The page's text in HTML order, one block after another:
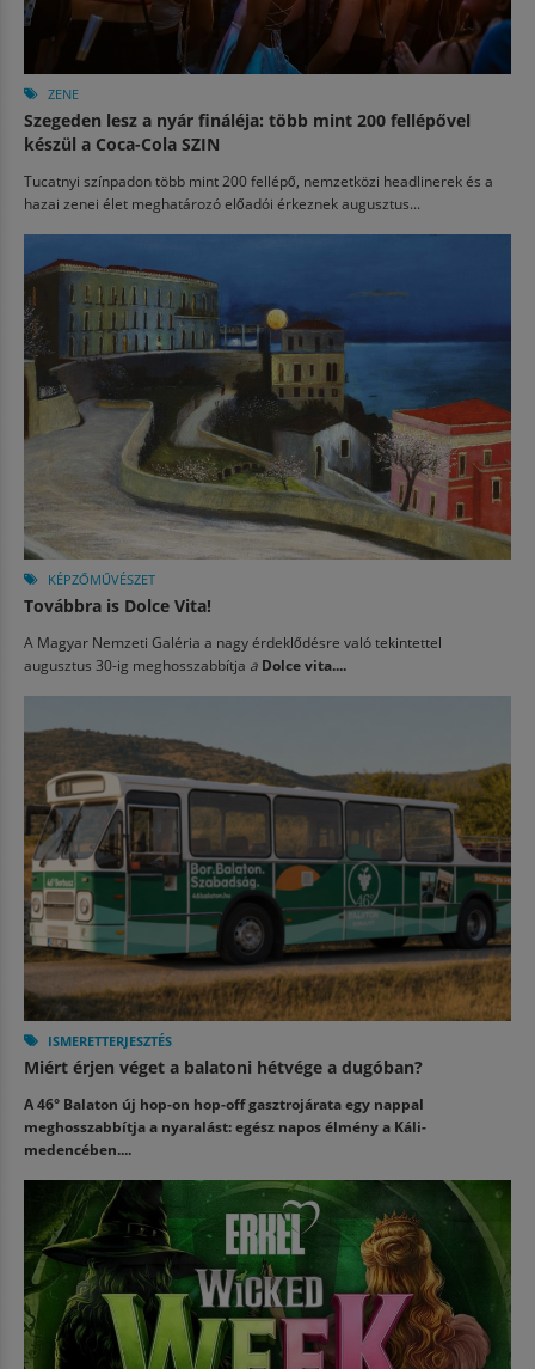
ZENE
Szegeden lesz a nyár fináléja: több mint 200 fellépővel
készül a Coca-Cola SZIN
Tucatnyi színpadon több mint 200 fellépő, nemzetközi headlinerek és a
hazai zenei élet meghatározó előadói érkeznek augusztus...
KÉPZŐMŰVÉSZET
Továbbra is Dolce Vita!
A Magyar Nemzeti Galéria a nagy érdeklődésre való tekintettel
augusztus 30-ig meghosszabbítja a Dolce vita....
ISMERETTERJESZTÉS
Miért érjen véget a balatoni hétvége a dugóban?
A 46° Balaton új hop-on hop-off gasztrojárata egy nappal
meghosszabbítja a nyaralást: egész napos élmény a Káli-
medencében....